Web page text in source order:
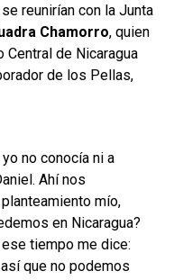
reunirían con la Junta
Chamorro, quien
de Nicaragua
de los Pellas,
no conocía ni a
Ahí nos
mío,
en Nicaragua?
tiempo me dice:
que no podemos